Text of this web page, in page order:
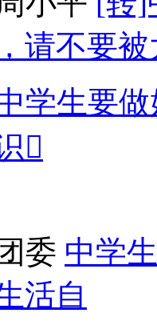
请不要
学生要

团委 中学
活自